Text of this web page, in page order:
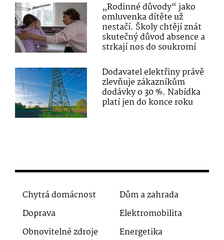
„Rodinné důvody“ jako
omluvenka dítěte už
nestačí. Školy chtějí znát
skutečný důvod absence a
strkají nos do soukromí
Dodavatel elektřiny právě
zlevňuje zákazníkům
dodávky o 30 %. Nabídka
platí jen do konce roku
Chytrá domácnost
Dům a zahrada
Doprava
Elektromobilita
Obnovitelné zdroje
Energetika